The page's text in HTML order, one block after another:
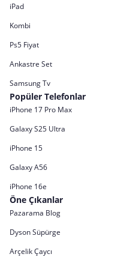
iPad
Kombi
Ps5 Fiyat
Ankastre Set
Samsung Tv
Popüler Telefonlar
iPhone 17 Pro Max
Galaxy S25 Ultra
iPhone 15
Galaxy A56
iPhone 16e
Öne Çıkanlar
Pazarama Blog
Dyson Süpürge
Arçelik Çaycı